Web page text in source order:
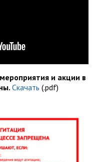
и акции в
Скачать (.pdf)